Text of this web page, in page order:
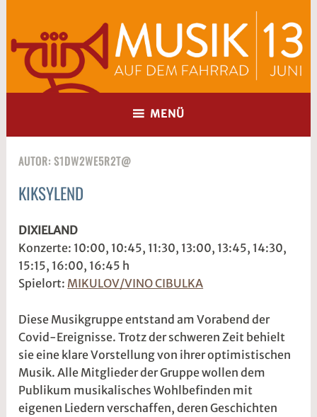
springen
MENÜ
AUTOR:S1DW2WE5R2T@
ALLGEMEIN
KIKSYLEND
.
M
ä
r
2
0
2
6
1
d
w
2
e
5
r
2
t
@
DIXIELAND
Konzerte: 10:00, 10:45, 11:30, 13:00, 13:45, 14:30,
15:15, 16:00, 16:45 h
Spielort: MIKULOV/VINO CIBULKA
Diese Musikgruppe entstand am Vorabend der
Covid-Ereignisse. Trotz der schweren Zeit behielt
sie eine klare Vorstellung von ihrer optimistischen
Musik. Alle Mitglieder der Gruppe wollen dem
Publikum musikalisches Wohlbefinden mit
eigenen Liedern verschaffen, deren Geschichten